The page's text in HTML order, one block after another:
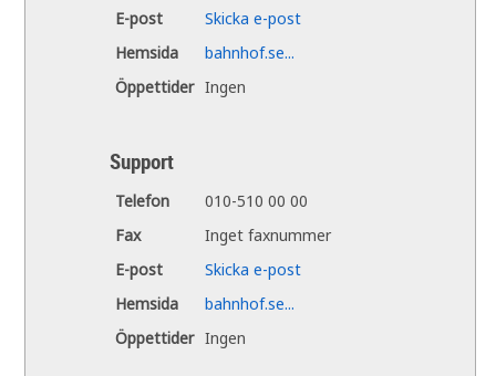
E-post
Skicka e-post
Hemsida
bahnhof.se...
Öppettider Ingen
Support
Telefon
010-510 00 00
Fax
Inget faxnummer
E-post
Skicka e-post
Hemsida
bahnhof.se...
Öppettider Ingen